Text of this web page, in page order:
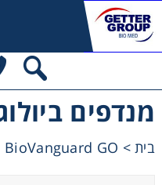
מנדפים
בית>
BioVanguard GO
not found.